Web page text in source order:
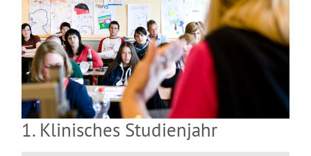
1. Klinisches Studienjahr